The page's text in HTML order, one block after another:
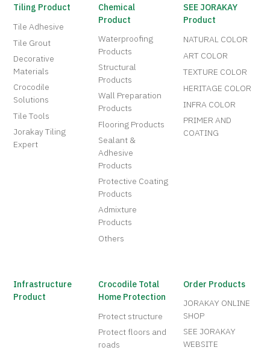
Tiling Product
Tile Adhesive
Tile Grout
Decorative
Materials
Crocodile
Solutions
Tile Tools
Jorakay Tiling
Expert
Chemical
Product
Waterproofing
Products
Structural
Products
Wall Preparation
Products
Flooring Products
Sealant &
Adhesive
Products
Protective Coating
Products
Admixture
Products
Others
SEE JORAKAY
Product
NATURAL COLOR
ART COLOR
TEXTURE COLOR
HERITAGE COLOR
INFRA COLOR
PRIMER AND
COATING
Infrastructure
Product
Crocodile Total
Home Protection
Protect structure
Protect floors and
roads
Order Products
JORAKAY ONLINE
SHOP
SEE JORAKAY
WEBSITE